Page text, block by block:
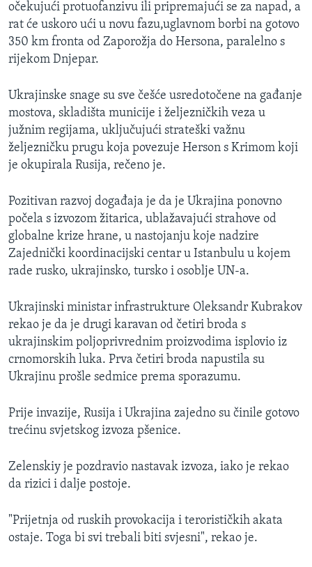
očekujući protuofanzivu ili pripremajući se za napad, a
rat će uskoro ući u novu fazu,uglavnom borbi na gotovo
350 km fronta od Zaporožja do Hersona, paralelno s
rijekom Dnjepar.
Ukrajinske snage su sve češće usredotočene na gađanje
mostova, skladišta municije i željezničkih veza u
južnim regijama, uključujući strateški važnu
željezničku prugu koja povezuje Herson s Krimom koji
je okupirala Rusija, rečeno je.
Pozitivan razvoj događaja je da je Ukrajina ponovno
počela s izvozom žitarica, ublažavajući strahove od
globalne krize hrane, u nastojanju koje nadzire
Zajednički koordinacijski centar u Istanbulu u kojem
rade rusko, ukrajinsko, tursko i osoblje UN-a.
Ukrajinski ministar infrastrukture Oleksandr Kubrakov
rekao je da je drugi karavan od četiri broda s
ukrajinskim poljoprivrednim proizvodima isplovio iz
crnomorskih luka. Prva četiri broda napustila su
Ukrajinu prošle sedmice prema sporazumu.
Prije invazije, Rusija i Ukrajina zajedno su činile gotovo
trećinu svjetskog izvoza pšenice.
Zelenskiy je pozdravio nastavak izvoza, iako je rekao
da rizici i dalje postoje.
"Prijetnja od ruskih provokacija i terorističkih akata
ostaje. Toga bi svi trebali biti svjesni", rekao je.